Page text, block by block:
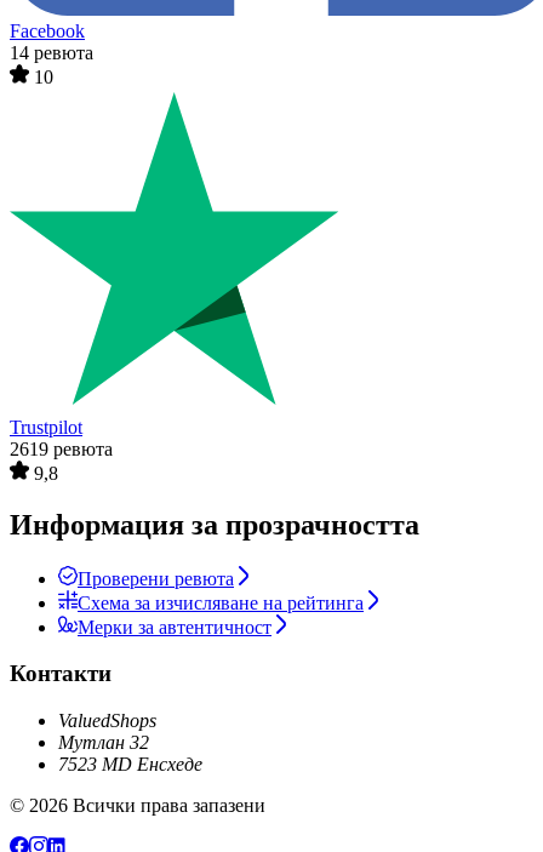
Facebook
14 ревюта
10
Trustpilot
2619 ревюта
9,8
Информация за прозрачността
Проверени ревюта
Схема за изчисляване на рейтинга
Мерки за автентичност
Контакти
ValuedShops
Мутлан 32
7523 MD Енсхеде
© 2026 Всички права запазени